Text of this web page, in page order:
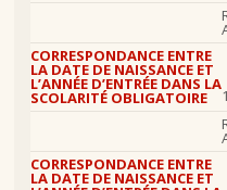
CORRESPONDANCE ENTRE
LA DATE DE NAISSANCE ET
L’ANNÉE D’ENTRÉE DANS LA
SCOLARITÉ OBLIGATOIRE 1
CORRESPONDANCE ENTRE
LA DATE DE NAISSANCE ET